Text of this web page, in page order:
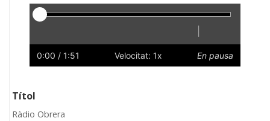
Reproductor
Lent
0:00 / 1:51 Velocitat: 1x En pausa
Títol
Ràdio Obrera